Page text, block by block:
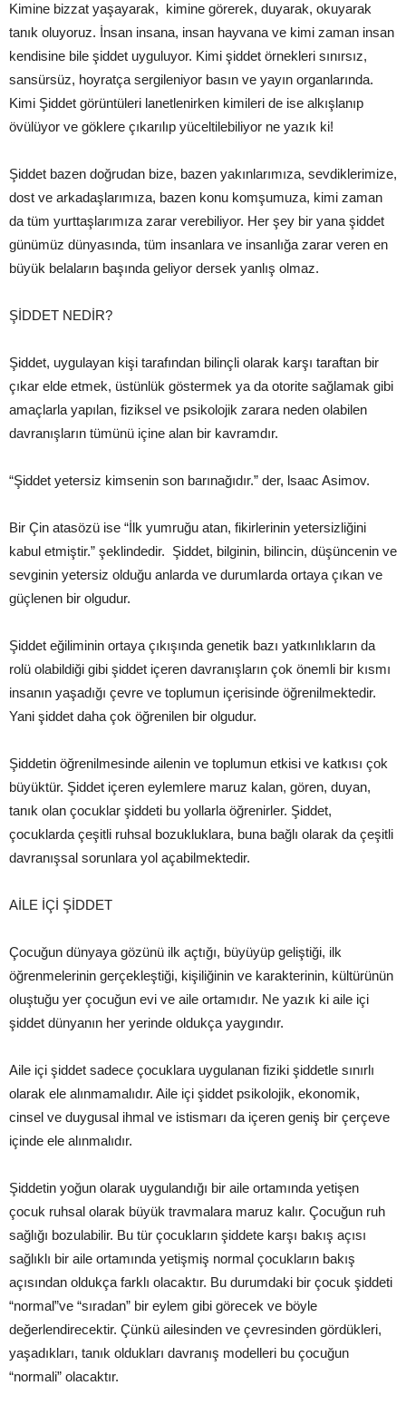
Kimine bizzat yaşayarak, kimine görerek, duyarak, okuyarak
tanık oluyoruz. İnsan insana, insan hayvana ve kimi zaman insan
kendisine bile şiddet uyguluyor. Kimi şiddet örnekleri sınırsız,
sansürsüz, hoyratça sergileniyor basın ve yayın organlarında.
Kimi Şiddet görüntüleri lanetlenirken kimileri de ise alkışlanıp
övülüyor ve göklere çıkarılıp yüceltilebiliyor ne yazık ki!
Şiddet bazen doğrudan bize, bazen yakınlarımıza, sevdiklerimize,
dost ve arkadaşlarımıza, bazen konu komşumuza, kimi zaman
da tüm yurttaşlarımıza zarar verebiliyor. Her şey bir yana şiddet
günümüz dünyasında, tüm insanlara ve insanlığa zarar veren en
büyük belaların başında geliyor dersek yanlış olmaz.
ŞİDDET NEDİR?
Şiddet, uygulayan kişi tarafından bilinçli olarak karşı taraftan bir
çıkar elde etmek, üstünlük göstermek ya da otorite sağlamak gibi
amaçlarla yapılan, fiziksel ve psikolojik zarara neden olabilen
davranışların tümünü içine alan bir kavramdır.
“Şiddet yetersiz kimsenin son barınağıdır.” der, lsaac Asimov.
Bir Çin atasözü ise “İlk yumruğu atan, fikirlerinin yetersizliğini
kabul etmiştir.” şeklindedir. Şiddet, bilginin, bilincin, düşüncenin ve
sevginin yetersiz olduğu anlarda ve durumlarda ortaya çıkan ve
güçlenen bir olgudur.
Şiddet eğiliminin ortaya çıkışında genetik bazı yatkınlıkların da
rolü olabildiği gibi şiddet içeren davranışların çok önemli bir kısmı
insanın yaşadığı çevre ve toplumun içerisinde öğrenilmektedir.
Yani şiddet daha çok öğrenilen bir olgudur.
Şiddetin öğrenilmesinde ailenin ve toplumun etkisi ve katkısı çok
büyüktür. Şiddet içeren eylemlere maruz kalan, gören, duyan,
tanık olan çocuklar şiddeti bu yollarla öğrenirler. Şiddet,
çocuklarda çeşitli ruhsal bozukluklara, buna bağlı olarak da çeşitli
davranışsal sorunlara yol açabilmektedir.
AİLE İÇİ ŞİDDET
Çocuğun dünyaya gözünü ilk açtığı, büyüyüp geliştiği, ilk
öğrenmelerinin gerçekleştiği, kişiliğinin ve karakterinin, kültürünün
oluştuğu yer çocuğun evi ve aile ortamıdır. Ne yazık ki aile içi
şiddet dünyanın her yerinde oldukça yaygındır.
Aile içi şiddet sadece çocuklara uygulanan fiziki şiddetle sınırlı
olarak ele alınmamalıdır. Aile içi şiddet psikolojik, ekonomik,
cinsel ve duygusal ihmal ve istismarı da içeren geniş bir çerçeve
içinde ele alınmalıdır.
Şiddetin yoğun olarak uygulandığı bir aile ortamında yetişen
çocuk ruhsal olarak büyük travmalara maruz kalır. Çocuğun ruh
sağlığı bozulabilir. Bu tür çocukların şiddete karşı bakış açısı
sağlıklı bir aile ortamında yetişmiş normal çocukların bakış
açısından oldukça farklı olacaktır. Bu durumdaki bir çocuk şiddeti
“normal”ve “sıradan” bir eylem gibi görecek ve böyle
değerlendirecektir. Çünkü ailesinden ve çevresinden gördükleri,
yaşadıkları, tanık oldukları davranış modelleri bu çocuğun
“normali” olacaktır.